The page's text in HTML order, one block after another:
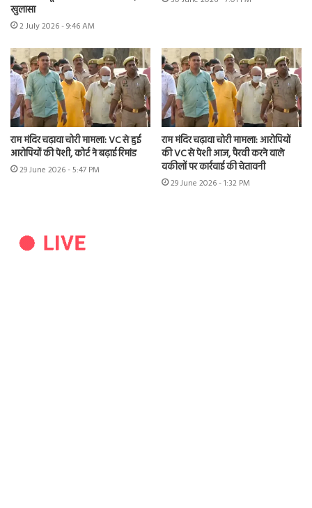
खुलासा
2 July 2026 - 9:46 AM
राम मंदिर चढ़ावा चोरी मामला: VC से हुई
आरोपियों की पेशी, कोर्ट ने बढ़ाई रिमांड
29 June 2026 - 5:47 PM
राम मंदिर चढ़ावा चोरी मामला: आरोपियों
की VC से पेशी आज, पैरवी करने वाले
वकीलों पर कार्रवाई की चेतावनी
29 June 2026 - 1:32 PM